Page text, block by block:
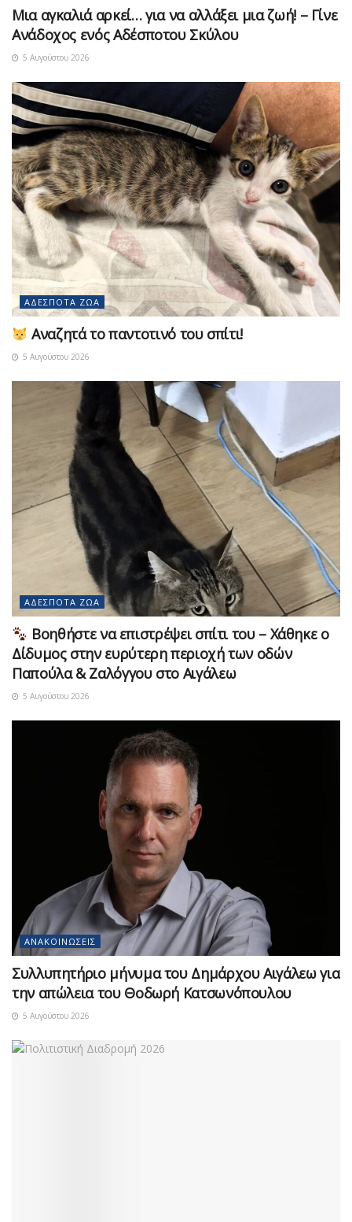
Μια αγκαλιά αρκεί… για να αλλάξει μια ζωή! – Γίνε
Ανάδοχος ενός Αδέσποτου Σκύλου
5 Αυγούστου 2026
ΑΔΈΣΠΟΤΑ ΖΏΑ
Αναζητά το παντοτινό του σπίτι!
5 Αυγούστου 2026
ΑΔΈΣΠΟΤΑ ΖΏΑ
Βοηθήστε να επιστρέψει σπίτι του – Χάθηκε ο
Δίδυμος στην ευρύτερη περιοχή των οδών
Παπούλα & Ζαλόγγου στο Αιγάλεω
5 Αυγούστου 2026
ΑΝΑΚΟΙΝΏΣΕΙΣ
Συλλυπητήριο μήνυμα του Δημάρχου Αιγάλεω για
την απώλεια του Θοδωρή Κατσωνόπουλου
5 Αυγούστου 2026